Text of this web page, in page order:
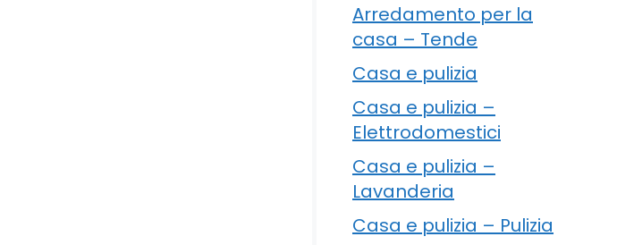
Arredamento per la
casa – Tende
Casa e pulizia
Casa e pulizia –
Elettrodomestici
Casa e pulizia –
Lavanderia
Casa e pulizia – Pulizia